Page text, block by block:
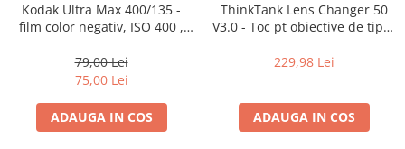
Kodak Ultra Max 400/135 -
film color negativ, ISO 400 ,
79,00 Lei
75,00 Lei
ADAUGA IN COS
ThinkTank Lens Changer 50
V3.0 - Toc pt obiective de tipul
229,98 Lei
ADAUGA IN COS